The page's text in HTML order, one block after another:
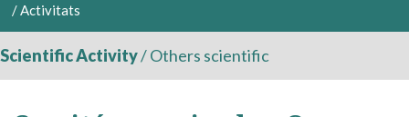
/Activitats
Scientific Activity/Others scientific